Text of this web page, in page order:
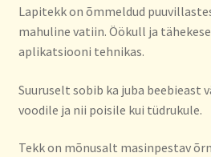
Lapitekk on õmmeldud
mahuline vatiin. Öökull ja
aplikatsiooni tehnikas.
Suuruselt sobib ka juba beebieast
voodile ja nii poisile kui tüdrukule.
Tekk on mõnusalt masinpestav